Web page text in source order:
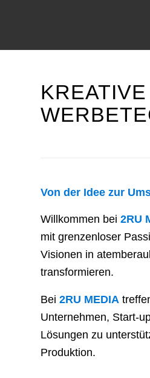
Von der Idee zur
Willkommen bei 2RU
mit grenzenloser
Visionen in
transformieren.
Bei 2RU MEDIA
Unternehmen, Start-
Lösungen zu
Produktion.